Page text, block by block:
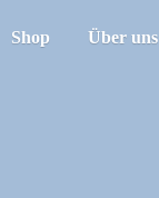
Shop Über uns